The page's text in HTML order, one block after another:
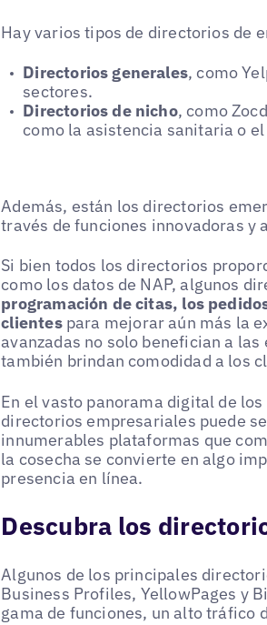
Hay varios tipos de directorios de
Directorios generales, como
sectores.
Directorios de nicho, como
como la asistencia sanitaria o
Además, están los directorios
través de funciones innovadoras y
Si bien todos los directorios
como los datos de NAP, algunos
programación de citas, los
clientespara mejorar aún más la
avanzadas no solo benefician a
también brindan comodidad a los
En el vasto panorama digital de
directorios empresariales puede
innumerables plataformas que
la cosecha se convierte en algo
presencia en línea.
Descubra los
Algunos de los principales
Business Profiles, YellowPages y
gama de funciones, un alto tráfico